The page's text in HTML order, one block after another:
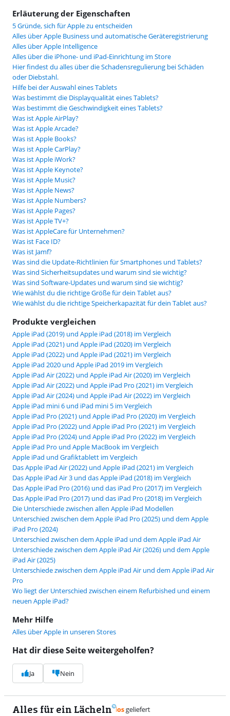
Erläuterung der Eigenschaften
5 Gründe, sich für Apple zu entscheiden
Alles über Apple Business und automatische Geräteregistrierung
Alles über Apple Intelligence
Alles über die iPhone- und iPad-Einrichtung im Store
Hier findest du alles über die Schadensregulierung bei Schäden
oder Diebstahl.
Hilfe bei der Auswahl eines Tablets
Was bestimmt die Displayqualität eines Tablets?
Was bestimmt die Geschwindigkeit eines Tablets?
Was ist Apple AirPlay?
Was ist Apple Arcade?
Was ist Apple Books?
Was ist Apple CarPlay?
Was ist Apple iWork?
Was ist Apple Keynote?
Was ist Apple Music?
Was ist Apple News?
Was ist Apple Numbers?
Was ist Apple Pages?
Was ist Apple TV+?
Was ist AppleCare für Unternehmen?
Was ist Face ID?
Was ist Jamf?
Was sind die Update-Richtlinien für Smartphones und Tablets?
Was sind Sicherheitsupdates und warum sind sie wichtig?
Was sind Software-Updates und warum sind sie wichtig?
Wie wählst du die richtige Größe für dein Tablet aus?
Wie wählst du die richtige Speicherkapazität für dein Tablet aus?
Produkte vergleichen
Apple iPad (2019) und Apple iPad (2018) im Vergleich
Apple iPad (2021) und Apple iPad (2020) im Vergleich
Apple iPad (2022) und Apple iPad (2021) im Vergleich
Apple iPad 2020 und Apple iPad 2019 im Vergleich
Apple iPad Air (2022) und Apple iPad Air (2020) im Vergleich
Apple iPad Air (2022) und Apple iPad Pro (2021) im Vergleich
Apple iPad Air (2024) und Apple iPad Air (2022) im Vergleich
Apple iPad mini 6 und iPad mini 5 im Vergleich
Apple iPad Pro (2021) und Apple iPad Pro (2020) im Vergleich
Apple iPad Pro (2022) und Apple iPad Pro (2021) im Vergleich
Apple iPad Pro (2024) und Apple iPad Pro (2022) im Vergleich
Apple iPad Pro und Apple MacBook im Vergleich
Apple iPad und Grafiktablett im Vergleich
Das Apple iPad Air (2022) und Apple iPad (2021) im Vergleich
Das Apple iPad Air 3 und das Apple iPad (2018) im Vergleich
Das Apple iPad Pro (2016) und das iPad Pro (2017) im Vergleich
Das Apple iPad Pro (2017) und das iPad Pro (2018) im Vergleich
Die Unterschiede zwischen allen Apple iPad Modellen
Unterschied zwischen dem Apple iPad Pro (2025) und dem Apple
iPad Pro (2024)
Unterschied zwischen dem Apple iPad und dem Apple iPad Air
Unterschiede zwischen dem Apple iPad Air (2026) und dem Apple
iPad Air (2025)
Unterschiede zwischen dem Apple iPad Air und dem Apple iPad Air
Pro
Wo liegt der Unterschied zwischen einem Refurbished und einem
neuen Apple iPad?
Mehr Hilfe
Alles über Apple in unseren Stores
Hat dir diese Seite weitergeholfen?
Ja Nein
Alles für ein Lächeln